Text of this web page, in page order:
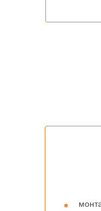
●
под ваш
помещении, а
пожелания и
балконные
сориентируем